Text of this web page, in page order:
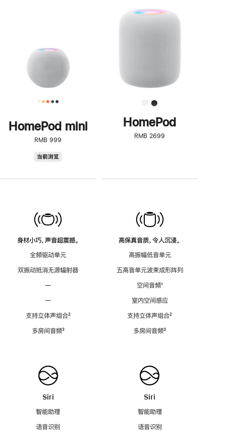
HomePod mini
RMB 999
当前浏览
身材小巧，声音超震撼。
全频驱动单元
双振动抵消无源辐射器
—
—
支持立体声组合脚
²
多房间音频脚
³
Siri
智能助理
语音识别
步
了
解
HomePod<
HomePod
RMB 2699
高保真音质，令人沉浸。
高振幅低音单元
五高音单元波束成形阵列
空间音频脚
¹
室内空间感应
支持立体声组合脚
²
多房间音频脚
³
Siri
智能助理
语音识别